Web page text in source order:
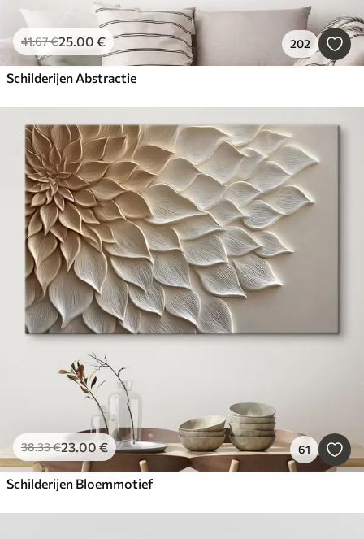
41.67€25.00 € 202
Schilderijen Abstractie
38.33€23.00 € 61
Schilderijen Bloemmotief